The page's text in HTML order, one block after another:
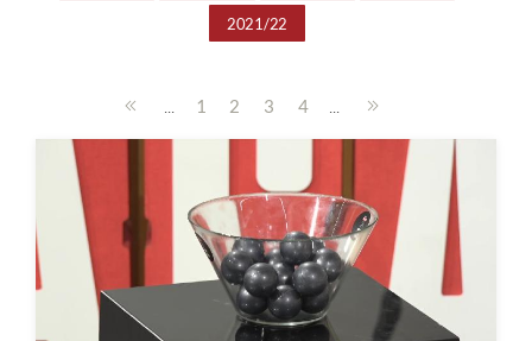
2021/22
... 1 2 3 4 ...